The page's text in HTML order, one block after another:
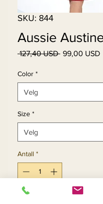
SKU: 844
Aussie
127,40 USD Vanlig
99,00 USD
Color *
Size *
Antall *